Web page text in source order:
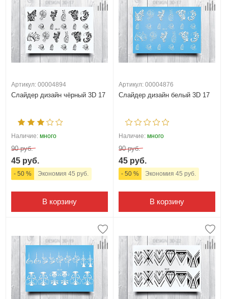
Артикул: 00004894
Слайдер дизайн чёрный 3D 17
Наличие: много
90 руб.
45 руб.
- 50 % Экономия 45 руб.
В корзину
Артикул: 00004876
Слайдер дизайн белый 3D 17
Наличие: много
90 руб.
45 руб.
- 50 % Экономия 45 руб.
В корзину